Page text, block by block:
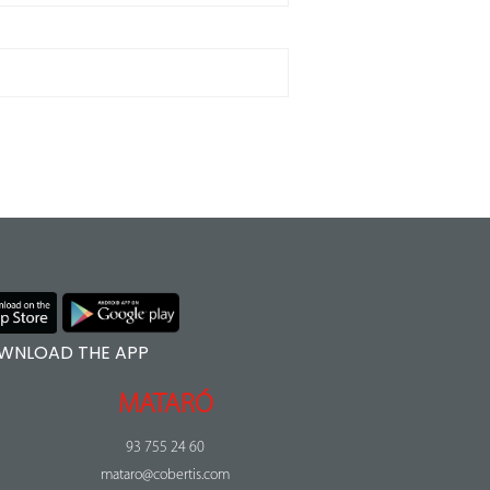
THE APP
MATARÓ
93 755 24 60
mataro@cobertis.com